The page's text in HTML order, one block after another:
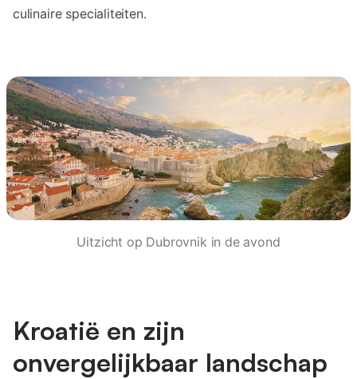
culinaire specialiteiten.
Uitzicht op Dubrovnik in de avond
Kroatië en zijn
onvergelijkbaar landschap